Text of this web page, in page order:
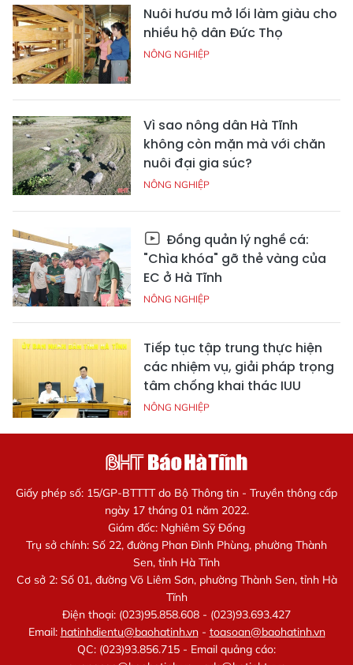
Nuôi hươu mở lối làm giàu cho
nhiều hộ dân Đức Thọ
NÔNG NGHIỆP
Vì sao nông dân Hà Tĩnh
không còn mặn mà với chăn
nuôi đại gia súc?
NÔNG NGHIỆP
Đồng quản lý nghề cá:
"Chìa khóa" gỡ thẻ vàng của
EC ở Hà Tĩnh
NÔNG NGHIỆP
Tiếp tục tập trung thực hiện
các nhiệm vụ, giải pháp trọng
tâm chống khai thác IUU
NÔNG NGHIỆP
Giấy phép số: 15/GP-BTTTT do Bộ Thông tin - Truyền thông cấp
ngày 17 tháng 01 năm 2022.
Giám đốc: Nghiêm Sỹ Đống
Trụ sở chính: Số 22, đường Phan Đình Phùng, phường Thành
Sen, tỉnh Hà Tĩnh
Cơ sở 2: Số 01, đường Võ Liêm Sơn, phường Thành Sen, tỉnh Hà
Tĩnh
Điện thoại: (023)95.858.608 - (023)93.693.427
Email: hatinhdientu@baohatinh.vn- toasoan@baohatinh.vn
QC: (023)93.856.715 - Email quảng cáo: